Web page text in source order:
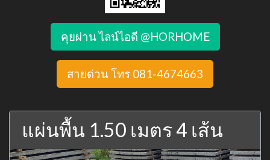
คุยผ่าน ไลน์ไอดี @HORHOME
สายด่วน โทร 081-4674663
แผ่นพื้น 1.50 เมตร 4 เส้น